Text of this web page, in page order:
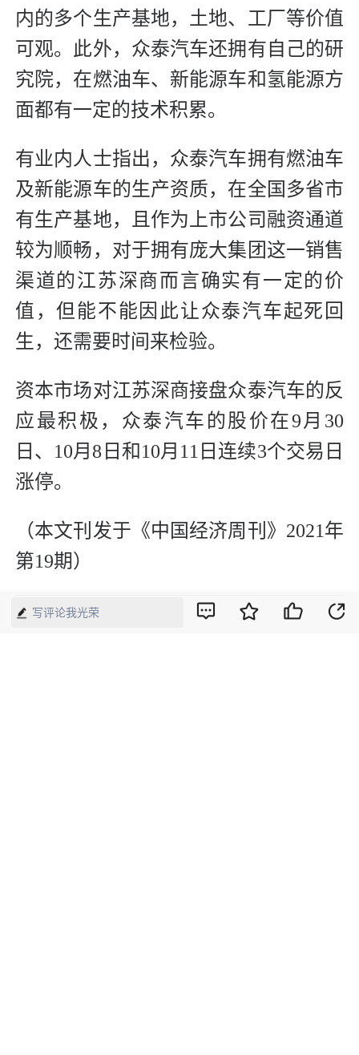
内的多个生产基地，土地、工厂等价值
可观。此外，众泰汽车还拥有自己的研
究院，在燃油车、新能源车和氢能源方
面都有一定的技术积累。
有业内人士指出，众泰汽车拥有燃油车
及新能源车的生产资质，在全国多省市
有生产基地，且作为上市公司融资通道
较为顺畅，对于拥有庞大集团这一销售
渠道的江苏深商而言确实有一定的价
值，但能不能因此让众泰汽车起死回
生，还需要时间来检验。
资本市场对江苏深商接盘众泰汽车的反
应最积极，众泰汽车的股价在9月30
日、10月8日和10月11日连续3个交易日
涨停。
（本文刊发于《中国经济周刊》2021年
第19期）
写评论我光荣